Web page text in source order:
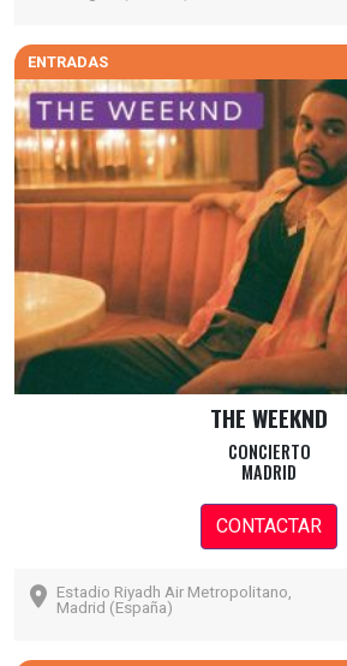
ENTRADAS
THE WEEKND
CONCIERTO
MADRID
CONTACTAR
Estadio Riyadh Air Metropolitano,
Madrid (España)